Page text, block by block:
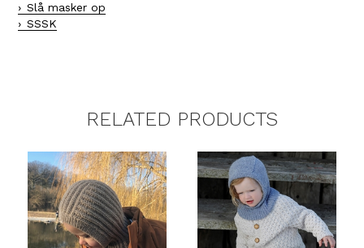
Slå masker op
SSSK
RELATED PRODUCTS